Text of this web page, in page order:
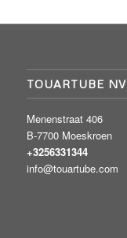
TOUARTUBE NV
Menenstraat 406
B-7700 Moeskroen
+3256331344
info@touartube.com